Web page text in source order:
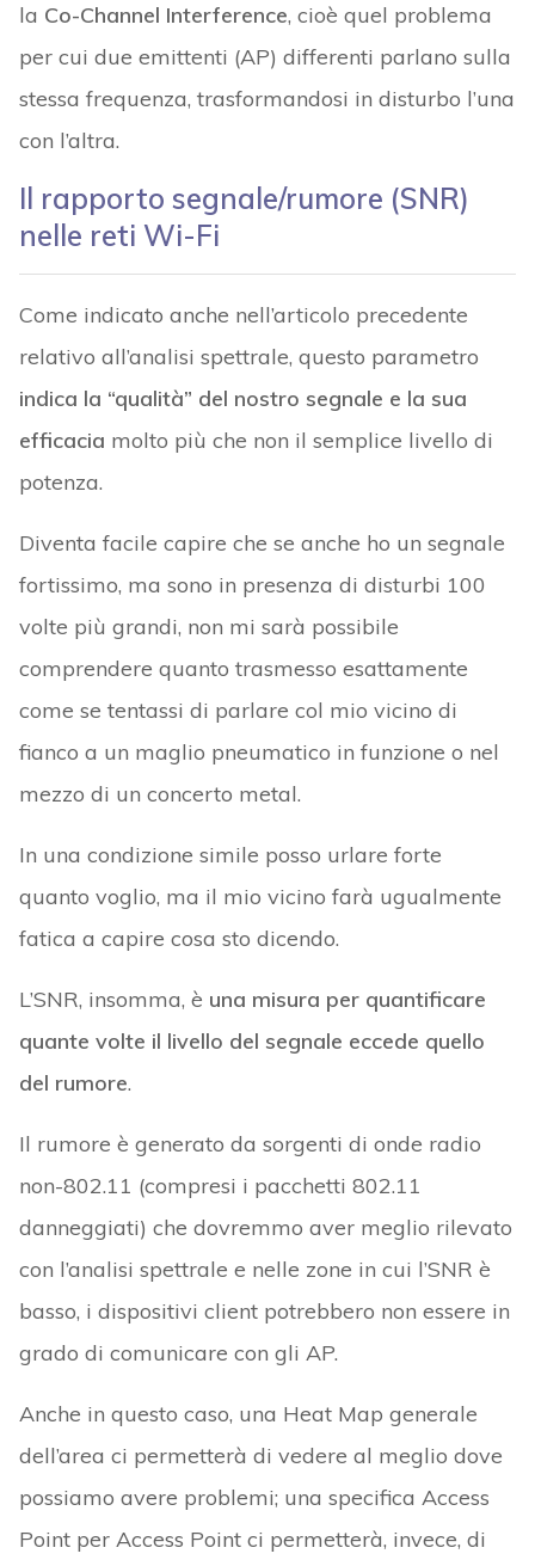
la Co-Channel Interference, cioè quel problema
per cui due emittenti (AP) differenti parlano sulla
stessa frequenza, trasformandosi in disturbo l’una
con l’altra.
Il rapporto segnale/rumore (SNR)
nelle reti Wi-Fi
Come indicato anche nell’articolo precedente
relativo all’analisi spettrale, questo parametro
indica la “qualità” del nostro segnale e la sua
efficacia molto più che non il semplice livello di
potenza.
Diventa facile capire che se anche ho un segnale
fortissimo, ma sono in presenza di disturbi 100
volte più grandi, non mi sarà possibile
comprendere quanto trasmesso esattamente
come se tentassi di parlare col mio vicino di
fianco a un maglio pneumatico in funzione o nel
mezzo di un concerto metal.
In una condizione simile posso urlare forte
quanto voglio, ma il mio vicino farà ugualmente
fatica a capire cosa sto dicendo.
L’SNR, insomma, è una misura per quantificare
quante volte il livello del segnale eccede quello
del rumore.
Il rumore è generato da sorgenti di onde radio
non-802.11 (compresi i pacchetti 802.11
danneggiati) che dovremmo aver meglio rilevato
con l’analisi spettrale e nelle zone in cui l’SNR è
basso, i dispositivi client potrebbero non essere in
grado di comunicare con gli AP.
Anche in questo caso, una Heat Map generale
dell’area ci permetterà di vedere al meglio dove
possiamo avere problemi; una specifica Access
Point per Access Point ci permetterà, invece, di